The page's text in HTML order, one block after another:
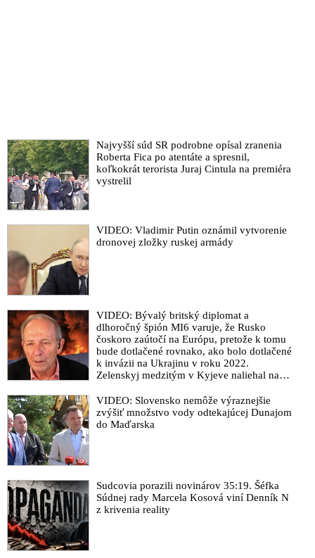
vyšetrovateľov NAKA pracujúcich na politickú objednávku a
podal trestné oznámenie pre podozrenie z páchania trestného
činu sabotáže s cieľom poškodiť ústavné zriadenie Slovenskej
republiky
VIDEO: „Na NAKA pracujú elitné zvieratá. Stávkovali, kto z
Gašparom a advokátom Parom komentovali šokujúce priznanie
bývalého šéfa operatívcov NAKA o tom, ako skupina
bezcitných sociopatov pracujúcich v slovenskej polícii
manipuluje vyšetrovania a rehocú sa zo smrti ľudí
Policajt NAKA na úteku, ktorý odštartoval vojnu v polícii,
prehovoril o zločineckých praktikách svojich kolegov,
manipulovaní vyšetrovaní & záhadných úmrtiach aktérov v
spolitizovaných trestných kauzách: „Psychicky ľudí týrať,
mučiť, vydierať a vymýšľať si dôkazy. Toho som bol
súčasťou. Lučanského predchodca Gašpar na tlačovkách
hovorí pravdu!“
Uznesenie o obvinení operatívcov NAKA opisuje, ako
Čurillovci konali s nenávistným zanietením voči
vyšetrovateľke policajnej inšpekcie Santusovej
Vojna v polícii pokračuje: Policajná inšpekcia obvinila
operatívcov NAKA, ktorí proti nej zbierali dôkazy
Čurilla & spol. neuspeli s trestným oznámením na sudcu
VIDEO: Fico, Kaliňák a Para prezentovali ďalšie dôkazy
potvrdzujúce pôsobenie organizovanej skupiny policajtov z
NAKA a prokurátorov ÚŠP, ako aj sudcov z ŠTS a
Navyššieho súdu SR. Šéf Smeru-SD vyzval Žilinku, aby
Najvyšší súd SR podrobne opísal zranenia
Roberta Fica po atentáte a spresnil,
koľkokrát terorista Juraj Cintula na premiéra
vystrelil
VIDEO: Vladimir Putin oznámil vytvorenie
dronovej zložky ruskej armády
VIDEO: Bývalý britský diplomat a
dlhoročný špión MI6 varuje, že Rusko
čoskoro zaútočí na Európu, pretože k tomu
bude dotlačené rovnako, ako bolo dotlačené
k invázii na Ukrajinu v roku 2022.
Zelenskyj medzitým v Kyjeve naliehal na
zháňali energie pre Ukrajinu na zimu. Putin
vraj bude mobilizovať a vojna sa do zimy
pravdepodobne neskončí
VIDEO: Slovensko nemôže výraznejšie
zvýšiť množstvo vody odtekajúcej Dunajom
do Maďarska
Sudcovia porazili novinárov 35:19. Šéfka
Súdnej rady Marcela Kosová viní Denník N
z krivenia reality